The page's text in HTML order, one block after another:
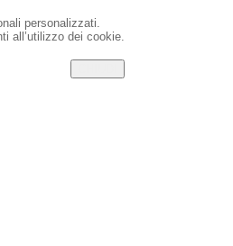
personalizzati.
all’utilizzo dei cookie.